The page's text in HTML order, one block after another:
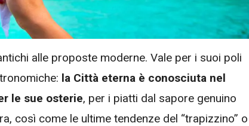
alle proposte moderne. Vale per i suoi poli
la Città eterna è conosciuta nel
le sue osterie, per i piatti dal sapore genuino
così come le ultime tendenze del “trapizzino”